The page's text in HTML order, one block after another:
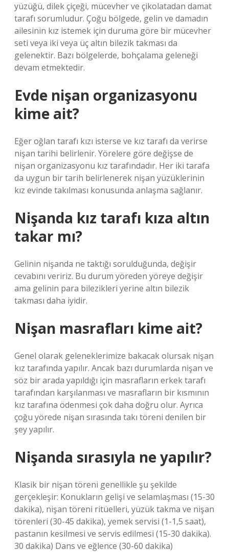
yüzüğü, dilek çiçeği, mücevher ve çikolatadan damat
tarafı sorumludur. Çoğu bölgede, gelin ve damadın
ailesinin kız istemek için duruma göre bir mücevher
seti veya iki veya üç altın bilezik takması da
gelenektir. Bazı bölgelerde, bohçalama geleneği
devam etmektedir.
Evde nişan organizasyonu
kime ait?
Eğer oğlan tarafı kızı isterse ve kız tarafı da verirse
nişan tarihi belirlenir. Yörelere göre değişse de
nişan organizasyonu kız tarafındadır. Her iki tarafa
da uygun bir tarih belirlenerek nişan yüzüklerinin
kız evinde takılması konusunda anlaşma sağlanır.
Nişanda kız tarafı kıza altın
takar mı?
Gelinin nişanda ne taktığı sorulduğunda, değişir
cevabını veririz. Bu durum yöreden yöreye değişir
ama gelinin para bilezikleri yerine altın bilezik
takması daha iyidir.
Nişan masrafları kime ait?
Genel olarak geleneklerimize bakacak olursak nişan
kız tarafında yapılır. Ancak bazı durumlarda nişan ve
söz bir arada yapıldığı için masrafların erkek tarafı
tarafından karşılanması ve masrafların bir kısmının
kız tarafına ödenmesi çok daha doğru olur. Ayrıca
çoğu yörede nişan sırasında takı töreni denilen bir
şey yapılır.
Nişanda sırasıyla ne yapılır?
Klasik bir nişan töreni genellikle şu şekilde
gerçekleşir: Konukların gelişi ve selamlaşması (15-30
dakika), nişan töreni ritüelleri, yüzük takma ve nişan
törenleri (30-45 dakika), yemek servisi (1-1,5 saat),
pastanın kesilmesi ve servis edilmesi (15-30 dakika).
30 dakika) Dans ve eğlence (30-60 dakika)